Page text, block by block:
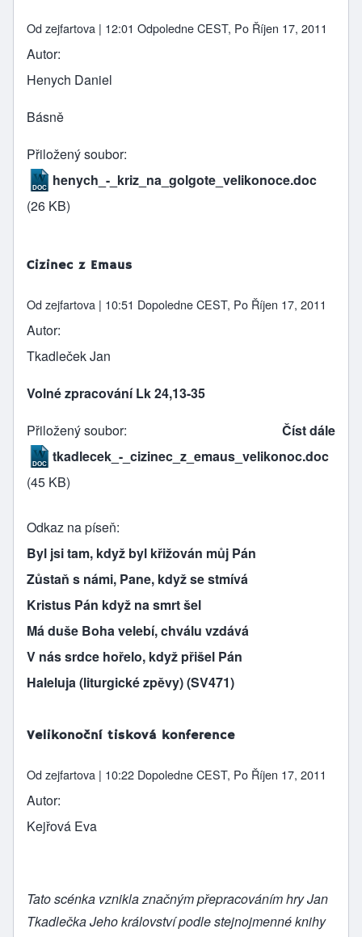
Od zejfartova | 12:01 Odpoledne CEST, Po Říjen 17, 2011
Autor
Henych Daniel
Básně
Přiložený soubor
henych_-_kriz_na_golgote_velikonoce.doc
(26 KB)
Cizinec z Emaus
Od zejfartova | 10:51 Dopoledne CEST, Po Říjen 17, 2011
Autor
Tkadleček Jan
Volné zpracování Lk 24,13-35
Číst dále
Přiložený soubor
tkadlecek_-_cizinec_z_emaus_velikonoc.doc
(45 KB)
Odkaz na píseň
Byl jsi tam, když byl křižován můj Pán
Zůstaň s námi, Pane, když se stmívá
Kristus Pán když na smrt šel
Má duše Boha velebí, chválu vzdává
V nás srdce hořelo, když přišel Pán
Haleluja (liturgické zpěvy) (SV471)
Velikonoční tisková konference
Od zejfartova | 10:22 Dopoledne CEST, Po Říjen 17, 2011
Autor
Kejřová Eva
Tato scénka vznikla značným přepracováním hry Jan
Tkadlečka Jeho království podle stejnojmenné knihy